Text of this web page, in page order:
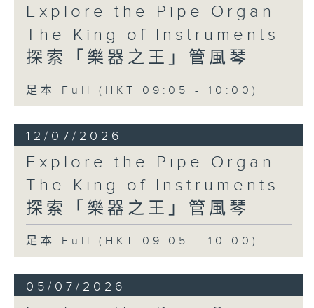
Explore the Pipe Organ
The King of Instruments
探索「樂器之王」管風琴
足本 Full (HKT 09:05 - 10:00)
12/07/2026
Explore the Pipe Organ
The King of Instruments
探索「樂器之王」管風琴
足本 Full (HKT 09:05 - 10:00)
05/07/2026